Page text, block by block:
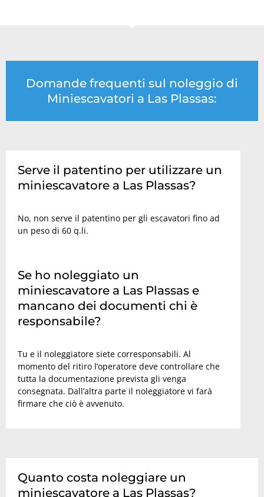
Domande frequenti sul noleggio di
Miniescavatori a Las Plassas:
Serve il patentino per utilizzare un
miniescavatore a Las Plassas?
No, non serve il patentino per gli escavatori fino ad
un peso di 60 q.li.
Se ho noleggiato un
miniescavatore a Las Plassas e
mancano dei documenti chi è
responsabile?
Tu e il noleggiatore siete corresponsabili. Al
momento del ritiro l’operatore deve controllare che
tutta la documentazione prevista gli venga
consegnata. Dall’altra parte il noleggiatore vi farà
firmare che ciò è avvenuto.
Quanto costa noleggiare un
miniescavatore a Las Plassas?